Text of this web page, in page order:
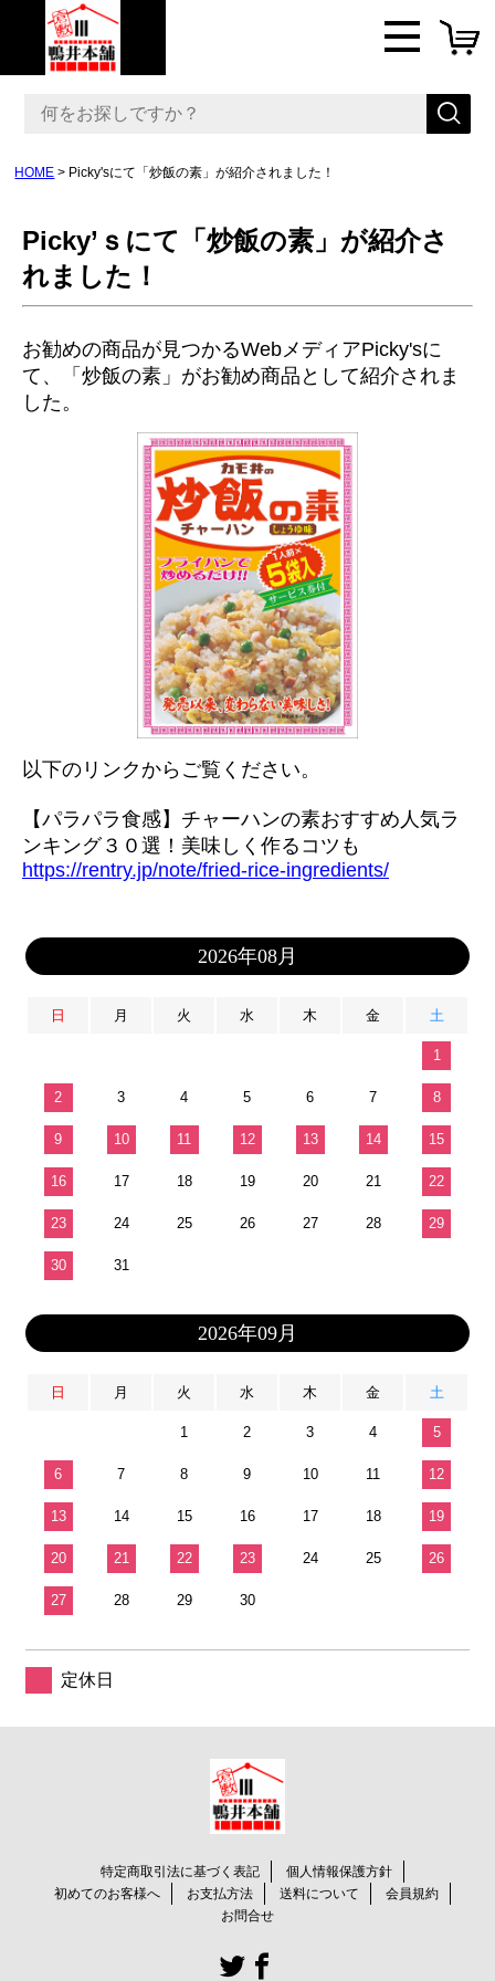
HOME Picky'sにて「炒飯の素」が紹介されました！
Picky’ｓにて「炒飯の素」が紹介さ
れました！
お勧めの商品が見つかるWebメディアPicky'sに
て、「炒飯の素」がお勧め商品として紹介されま
した。
以下のリンクからご覧ください。
【パラパラ食感】チャーハンの素おすすめ人気ラ
ンキング３０選！美味しく作るコツも
https://rentry.jp/note/fried-rice-ingredients/
2026年08月
日 月 火 水 木 金 土
1
2 3 4 5 6 7 8
9 10 11 12 13 14 15
16 17 18 19 20 21 22
23 24 25 26 27 28 29
30 31
2026年09月
日 月 火 水 木 金 土
1 2 3 4 5
6 7 8 9 10 11 12
13 14 15 16 17 18 19
20 21 22 23 24 25 26
27 28 29 30
定休日
特定商取引法に基づく表記
個人情報保護方針
初めてのお客様へ
お支払方法 送料について
会員規約
お問合せ